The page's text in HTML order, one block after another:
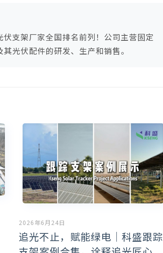
支架厂家全国排名前列！公司主营固定
光伏配件的研发、生产和销售。
2026年6月24日
追光不止，赋能绿电｜科盛跟踪